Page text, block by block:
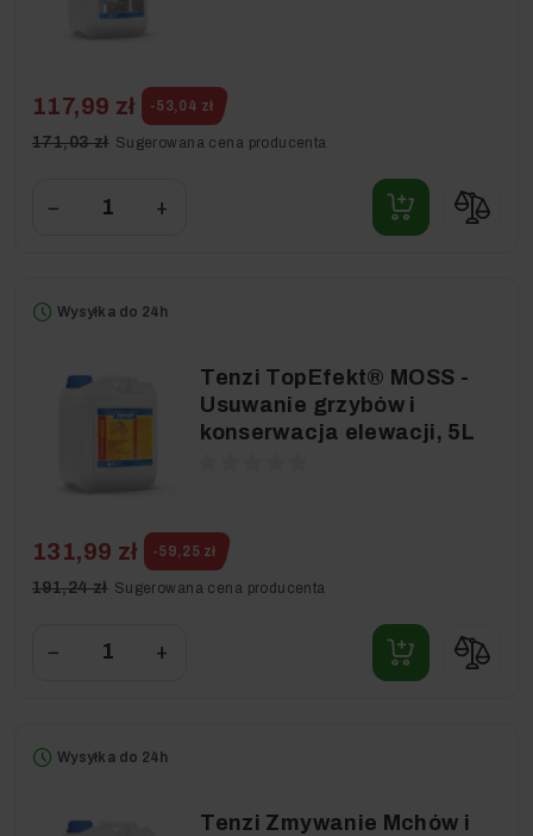
117,99 zł -53,04 zł
171,03 zł Sugerowana cena producenta
− +
Wysyłka do 24h
Tenzi TopEfekt® MOSS -
Usuwanie grzybów i
konserwacja elewacji, 5L
131,99 zł -59,25 zł
191,24 zł Sugerowana cena producenta
− +
Wysyłka do 24h
Tenzi Zmywanie Mchów i